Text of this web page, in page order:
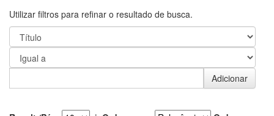
Utilizar filtros para refinar o resultado de busca.